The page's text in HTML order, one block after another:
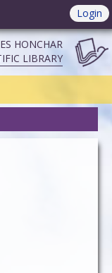
Login
HONCHAR
LIBRARY